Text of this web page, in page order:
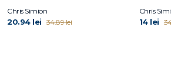
Chris Simion
20.94 lei 34.89 lei
Chris
14 lei